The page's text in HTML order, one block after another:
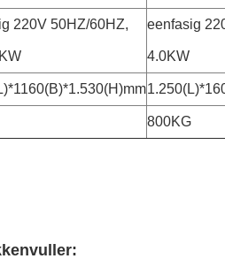
220V 50HZ/60HZ, eenfasig
4.0KW
800KG